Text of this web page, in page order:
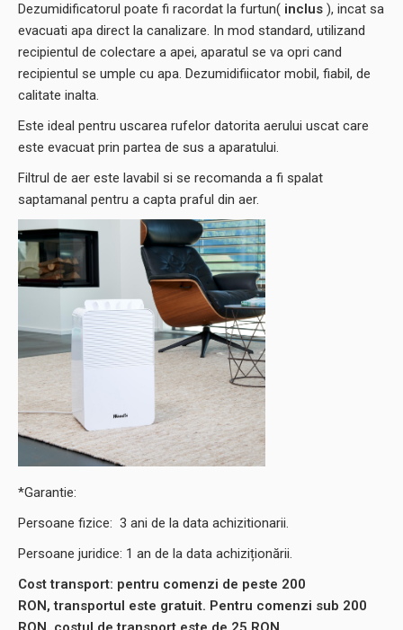
Dezumidificatorul poate fi racordat la furtun( inclus ), incat sa
evacuati apa direct la canalizare. In mod standard, utilizand
recipientul de colectare a apei, aparatul se va opri cand
recipientul se umple cu apa. Dezumidifiicator mobil, fiabil, de
calitate inalta.
Este ideal pentru uscarea rufelor datorita aerului uscat care
este evacuat prin partea de sus a aparatului.
Filtrul de aer este lavabil si se recomanda a fi spalat
saptamanal pentru a capta praful din aer.
*Garantie:
Persoane fizice: 3 ani de la data achizitionarii.
Persoane juridice: 1 an de la data achiziționării.
Cost transport: pentru comenzi de peste 200
RON, transportul este gratuit. Pentru comenzi sub 200